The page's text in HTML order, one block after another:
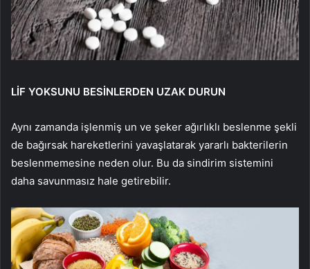
LİF YOKSUNU BESİNLERDEN UZAK DURUN
Aynı zamanda işlenmiş un ve şeker ağırlıklı beslenme şekli
de bağırsak hareketlerini yavaşlatarak yararlı bakterilerin
beslenmemesine neden olur. Bu da sindirim sistemini
daha savunmasız hale getirebilir.